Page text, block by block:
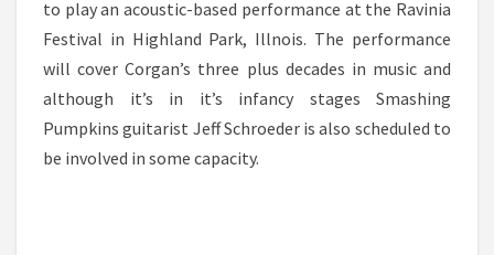
to play an acoustic-based performance at the Ravinia
Festival in Highland Park, Illnois. The performance
will cover Corgan’s three plus decades in music and
although it’s in it’s infancy stages Smashing
Pumpkins guitarist Jeff Schroeder is also scheduled to
be involved in some capacity.